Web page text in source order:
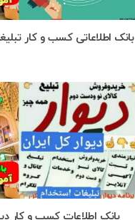
بانک اطلاعاتی کسب و کار